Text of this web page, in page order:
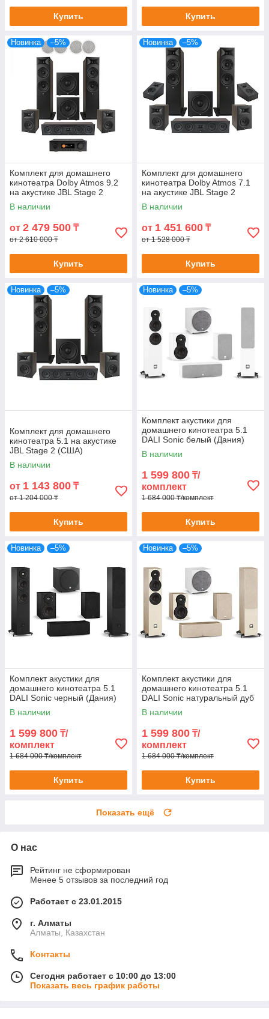
Купить Купить
Новинка –5%
Комплект для домашнего
кинотеатра Dolby Atmos 9.2
на акустике JBL Stage 2
(США)
В наличии
от 2 479 500 ₸
от 2 610 000 ₸
Купить
Новинка –5%
Комплект для домашнего
кинотеатра Dolby Atmos 7.1
на акустике JBL Stage 2
(США)
В наличии
от 1 451 600 ₸
от 1 528 000 ₸
Купить
Новинка –5%
Комплект для домашнего
кинотеатра 5.1 на акустике
JBL Stage 2 (США)
В наличии
от 1 143 800 ₸
от 1 204 000 ₸
Купить
Новинка –5%
Комплект акустики для
домашнего кинотеатра 5.1
DALI Sonic белый (Дания)
В наличии
1 599 800 ₸/
комплект
1 684 000 ₸/комплект
Купить
Новинка –5%
Комплект акустики для
домашнего кинотеатра 5.1
DALI Sonic черный (Дания)
В наличии
1 599 800 ₸/
комплект
1 684 000 ₸/комплект
Купить
Новинка –5%
Комплект акустики для
домашнего кинотеатра 5.1
DALI Sonic натуральный дуб
(Дания)
В наличии
1 599 800 ₸/
комплект
1 684 000 ₸/комплект
Купить
Показать ещё
О нас
Рейтинг не сформирован
Менее 5 отзывов за последний год
Работает с 23.01.2015
г. Алматы
Алматы, Казахстан
Контакты
Сегодня работает с 10:00 до 13:00
Показать весь график работы